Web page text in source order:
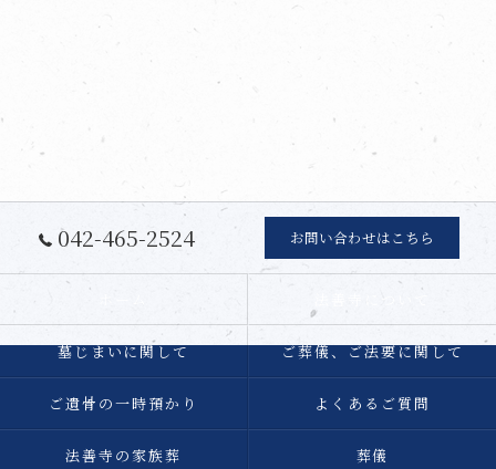
042-465-2524 お問い合わせはこちら
墓じまいに関して ご葬儀、ご法要に関して
ご遺骨の一時預かり よくあるご質問
法善寺の家族葬 葬儀